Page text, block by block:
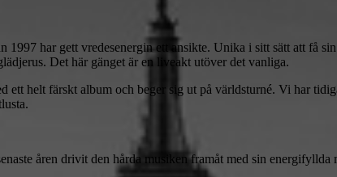
1997 har gett vredesenergin ett ansikte. Unika i sitt sätt att få
Det här gänget är en liveakt utöver det vanliga.
ett helt färskt album och beger sig ut på världsturné. Vi har
åren drivit den hårda musiken framåt med sin energifyllda